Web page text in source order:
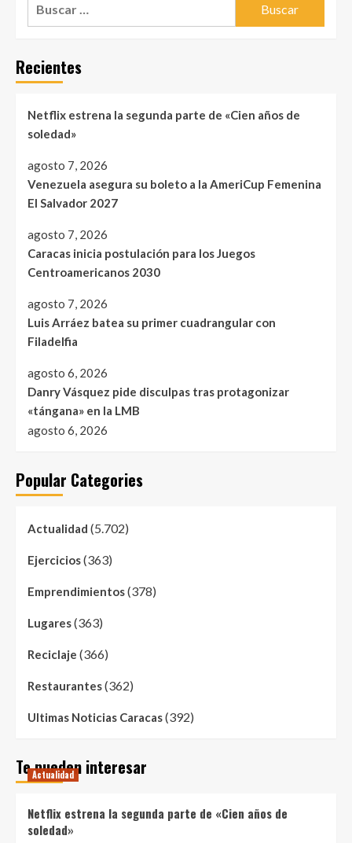
Recientes
Netflix estrena la segunda parte de «Cien años de
soledad»
agosto 7, 2026
Venezuela asegura su boleto a la AmeriCup Femenina
El Salvador 2027
agosto 7, 2026
Caracas inicia postulación para los Juegos
Centroamericanos 2030
agosto 7, 2026
Luis Arráez batea su primer cuadrangular con
Filadelfia
agosto 6, 2026
Danry Vásquez pide disculpas tras protagonizar
«tángana» en la LMB
agosto 6, 2026
Popular Categories
Actualidad (5.702)
Ejercicios(363)
Emprendimientos(378)
Lugares(363)
Reciclaje (366)
Restaurantes(362)
Ultimas Noticias Caracas(392)
Te pueden interesar
Actualidad
Netflix estrena la segunda parte de «Cien años de
soledad»